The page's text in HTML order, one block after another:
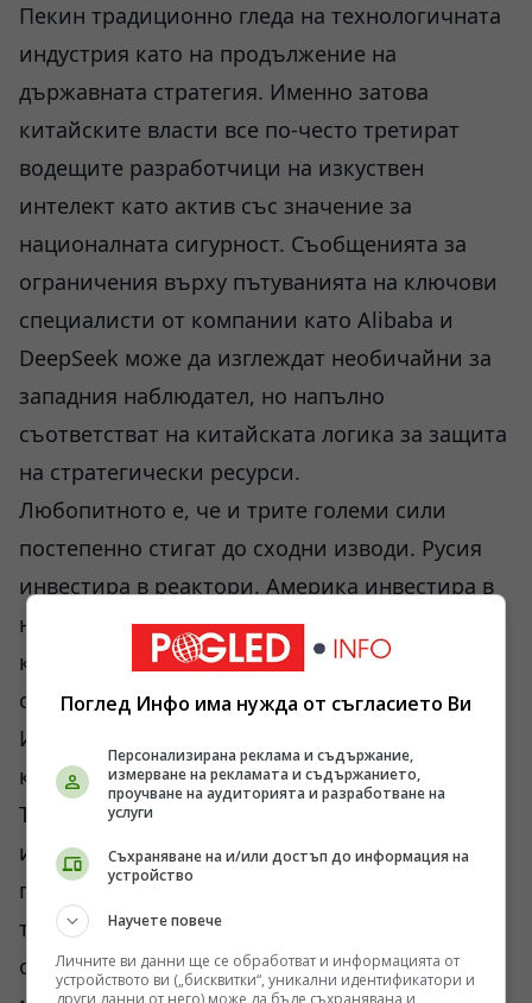
Пекин традиционно гледа на технологичната
индустрия като на продължение на
държавната стратегия. Именно затова
китайските власти все по-често третират
водещите разработчици на изкуствен
интелект като актив със значение за
националната сигурност. Съобщенията за
ограничения върху пътуванията на ключови
специалисти от компании като Alibaba и
DeepSeek може да изглеждат необичайни за
западния наблюдател, но напълно
съответстват на китайската логика за защита
на стратегически ресурси.
Любопитното е, че и трите големи сили
постепенно стигат до сходни изводи. Русия
инвестира в реактори. Америка инвестира в
нови атомни мощности. Китай инвестира в
контрол върху човешкия капитал. Подходите
са различни, но диагнозата е една и съща.
Изкуственият интелект вече не се разглежда
като обикновен бизнес сектор.
Тук има и нещо друго, което често остава
извън публичните дискусии. Светът все още
говори за цифровата икономика така, сякаш
тя е нематериална. Реалността е точно
обратната. Всеки чатбот, всяка невронна
Поглед Инфо има нужда от съгласието Ви
Персонализирана реклама и съдържание,
измерване на рекламата и съдържанието,
проучване на аудиторията и разработване на
услуги
Съхраняване на и/или достъп до информация на
устройство
Научете повече
Личните ви данни ще се обработват и информацията от
устройството ви („бисквитки“, уникални идентификатори и
други данни от него) може да бъде съхранявана и